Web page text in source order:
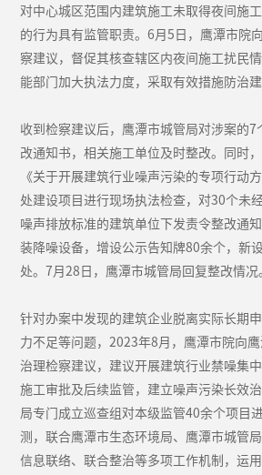
对中心城区范围内建筑施工未取得夜间施
的行为具有监管职责。6月5日，鹰潭市院
察建议，督促其核查辖区内夜间施工扰民
能部门加大执法力度，采取有效措施防治
收到检察建议后，鹰潭市城管局对涉案的7
改通知书，相关施工单位及时整改。同时
《关于开展建筑行业噪声污染的专项行动
处建设项目进行现场执法检查，对30个未
噪声排放标准的建筑单位下发责令整改通
装降噪设备，增设公示告知牌80余个，新
处。7月28日，鹰潭市城管局回复整改情况
针对办案中发现的建筑企业脱离实际长期
力不足等问题，2023年8月，鹰潭市院向
治理检察建议，建议开展建筑行业禁噪集
施工审批及后续监管，建立噪声污染长效
局专门成立巡查组对本级监管40余个项目
测，联合鹰潭市生态环境局、鹰潭市城管
信息联络、联合整治等多项工作机制，运